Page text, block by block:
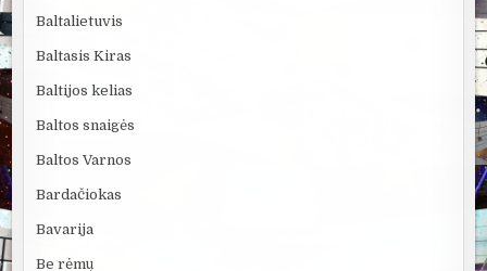
Baltalietuvis
Baltasis Kiras
Baltijos kelias
Baltos snaigės
Baltos Varnos
Bardačiokas
Bavarija
Be rėmų